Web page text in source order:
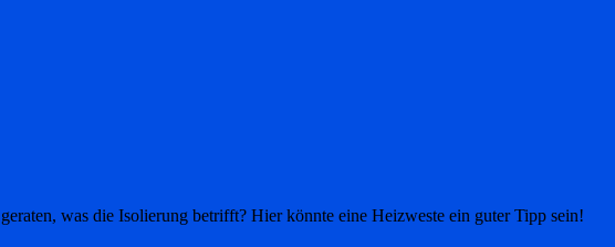
was die Isolierung betrifft? Hier könnte eine Heizweste ein guter Tipp sein!